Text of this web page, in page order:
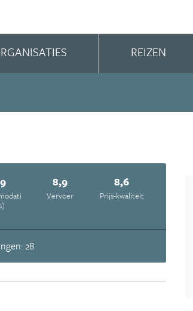
REIZEN
8,9
Vervoer
8,6
Prijs-kwaliteit
28